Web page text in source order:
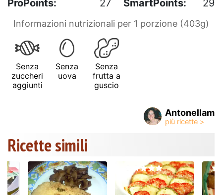
ProPoints:
27 SmartPoints: 29
Informazioni nutrizionali per 1 porzione (403g)
Senza
zuccheri
aggiunti
Senza
uova
Senza
frutta a
guscio
Antonellam
Ricette simili